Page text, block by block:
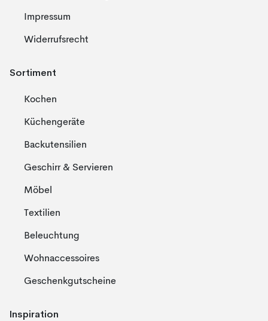
Impressum
Widerrufsrecht
Sortiment
Kochen
Küchengeräte
Backutensilien
Geschirr & Servieren
Möbel
Textilien
Beleuchtung
Wohnaccessoires
Geschenkgutscheine
Inspiration